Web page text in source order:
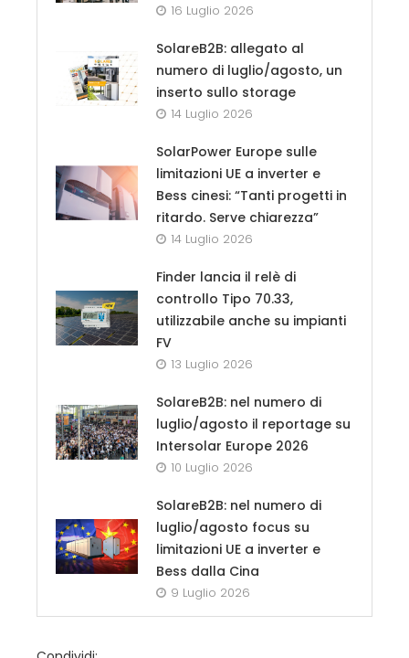
16 Luglio 2026
SolareB2B: allegato al
numero di luglio/agosto, un
inserto sullo storage
14 Luglio 2026
SolarPower Europe sulle
limitazioni UE a inverter e
Bess cinesi: “Tanti progetti in
ritardo. Serve chiarezza”
14 Luglio 2026
Finder lancia il relè di
controllo Tipo 70.33,
utilizzabile anche su impianti
FV
13 Luglio 2026
SolareB2B: nel numero di
luglio/agosto il reportage su
Intersolar Europe 2026
10 Luglio 2026
SolareB2B: nel numero di
luglio/agosto focus su
limitazioni UE a inverter e
Bess dalla Cina
9 Luglio 2026